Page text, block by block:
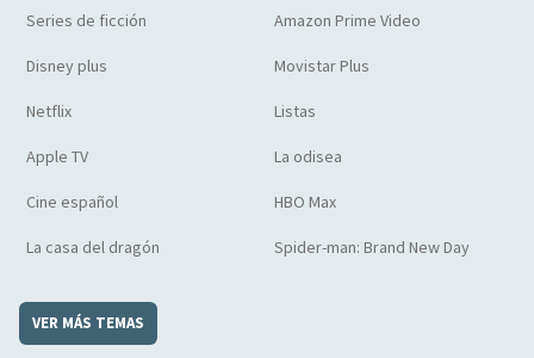
Series de ficción Amazon Prime Video
Disney plus Movistar Plus
Netflix Listas
Apple TV La odisea
Cine español HBO Max
La casa del dragón Spider-man: Brand New Day
VER MÁS TEMAS